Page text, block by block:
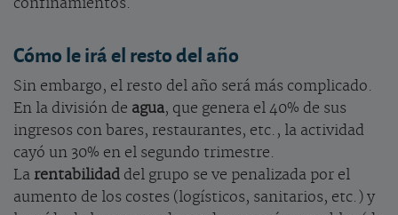
confinamientos.
Cómo le irá el resto del año
Sin embargo, el resto del año será más complicado.
En la división de agua, que genera el 40% de sus
ingresos con bares, restaurantes, etc., la actividad
cayó un 30% en el segundo trimestre.
La rentabilidad del grupo se ve penalizada por el
aumento de los costes (logísticos, sanitarios, etc.) y